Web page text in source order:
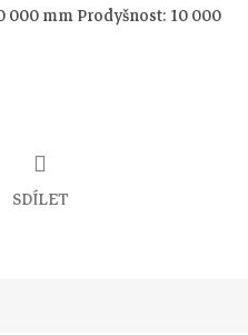
000 mm Prodyšnost: 10 000
SDÍLET